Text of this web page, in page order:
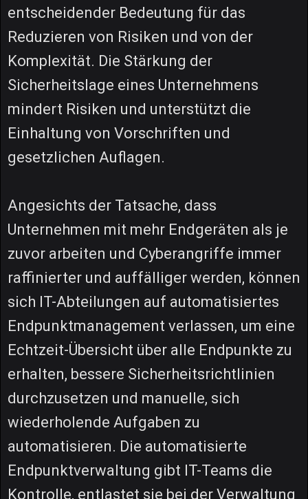
entscheidender Bedeutung für das
Reduzieren von Risiken und von der
Komplexität. Die Stärkung der
Sicherheitslage eines Unternehmens
mindert Risiken und unterstützt die
Einhaltung von Vorschriften und
gesetzlichen Auflagen.
Angesichts der Tatsache, dass
Unternehmen mit mehr Endgeräten als je
zuvor arbeiten und Cyberangriffe immer
raffinierter und auffälliger werden, können
sich IT-Abteilungen auf automatisiertes
Endpunktmanagement verlassen, um eine
Echtzeit-Übersicht über alle Endpunkte zu
erhalten, bessere Sicherheitsrichtlinien
durchzusetzen und manuelle, sich
wiederholende Aufgaben zu
automatisieren. Die automatisierte
Endpunktverwaltung gibt IT-Teams die
Kontrolle, entlastet sie bei der Verwaltung